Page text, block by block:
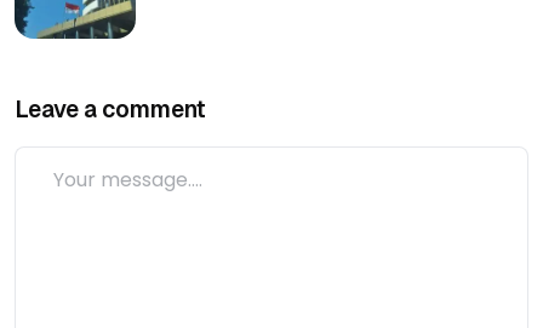
Leave a comment